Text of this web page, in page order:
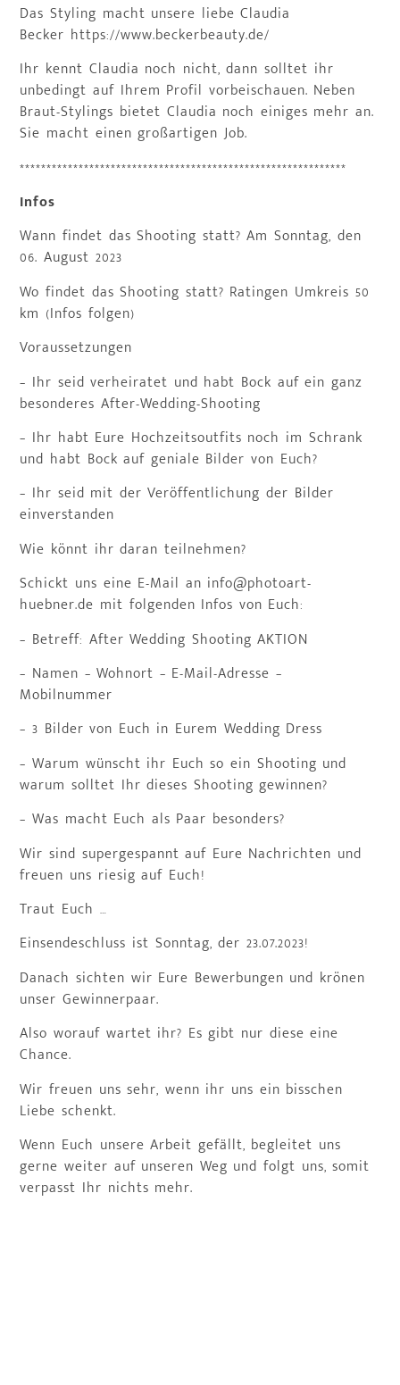
Das Styling macht unsere liebe Claudia
Becker https://www.beckerbeauty.de/
Ihr kennt Claudia noch nicht, dann solltet ihr
unbedingt auf Ihrem Profil vorbeischauen. Neben
Braut-Stylings bietet Claudia noch einiges mehr an.
Sie macht einen großartigen Job.
*************************************************************
Infos
Wann findet das Shooting statt? Am Sonntag, den
06. August 2023
Wo findet das Shooting statt? Ratingen Umkreis 50
km (Infos folgen)
Voraussetzungen
– Ihr seid verheiratet und habt Bock auf ein ganz
besonderes After-Wedding-Shooting
– Ihr habt Eure Hochzeitsoutfits noch im Schrank
und habt Bock auf geniale Bilder von Euch?
– Ihr seid mit der Veröffentlichung der Bilder
einverstanden
Wie könnt ihr daran teilnehmen?
Schickt uns eine E-Mail an info@photoart-
huebner.de mit folgenden Infos von Euch:
– Betreff: After Wedding Shooting AKTION
– Namen – Wohnort – E-Mail-Adresse –
Mobilnummer
– 3 Bilder von Euch in Eurem Wedding Dress
– Warum wünscht ihr Euch so ein Shooting und
warum solltet Ihr dieses Shooting gewinnen?
– Was macht Euch als Paar besonders?
Wir sind supergespannt auf Eure Nachrichten und
freuen uns riesig auf Euch!
Traut Euch …
Einsendeschluss ist Sonntag, der 23.07.2023!
Danach sichten wir Eure Bewerbungen und krönen
unser Gewinnerpaar.
Also worauf wartet ihr? Es gibt nur diese eine
Chance.
Wir freuen uns sehr, wenn ihr uns ein bisschen
Liebe schenkt.
Wenn Euch unsere Arbeit gefällt, begleitet uns
gerne weiter auf unseren Weg und folgt uns, somit
verpasst Ihr nichts mehr.